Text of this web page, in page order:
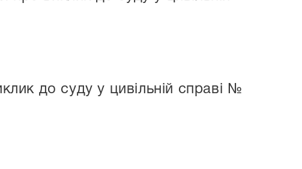
до суду у цивільній справі №